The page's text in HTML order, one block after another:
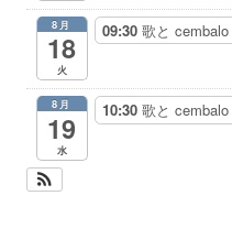
8月
18
火
09:30 歌と cembalo
8月
19
水
10:30 歌と cembalo